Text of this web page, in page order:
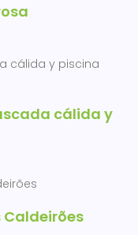
cálida y
Caldeirões